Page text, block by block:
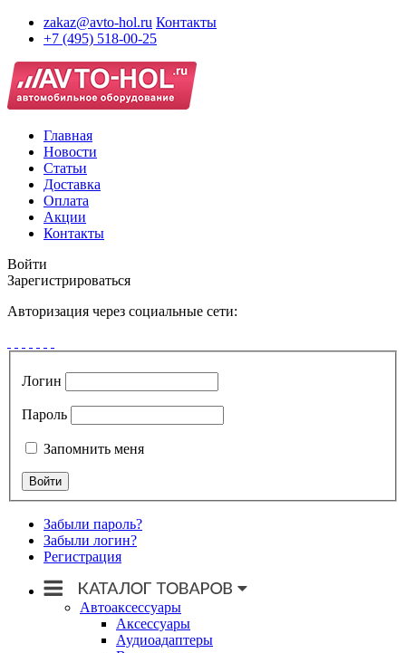
zakaz@avto-hol.ru Контакты
+7 (495) 518-00-25
Главная
Новости
Статьи
Доставка
Оплата
Акции
Контакты
Войти
Зарегистрироваться
Авторизация через социальные сети:
Логин
Пароль
Запомнить меня
Забыли пароль?
Забыли логин?
Регистрация
Автоаксессуары
Аксессуары
Аудиоадаптеры